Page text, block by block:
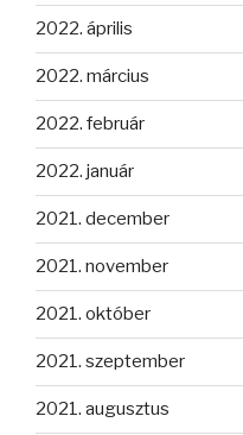
2022. április
2022. március
2022. február
2022. január
2021. december
2021. november
2021. október
2021. szeptember
2021. augusztus